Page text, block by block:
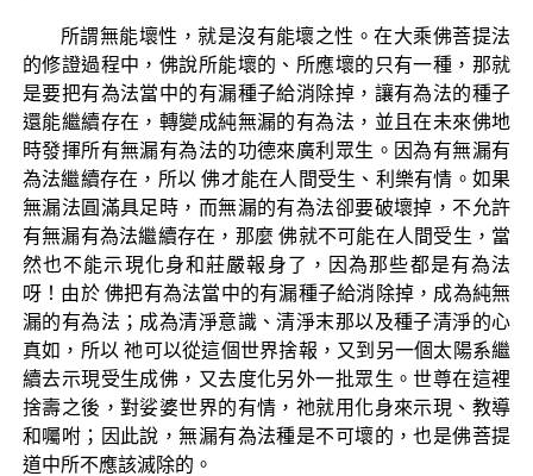
所謂無能壞性，就是沒有能壞之性。在大乘佛菩提法
的修證過程中，佛說所能壞的、所應壞的只有一種，那就
是要把有為法當中的有漏種子給消除掉，讓有為法的種子
還能繼續存在，轉變成純無漏的有為法，並且在未來佛地
時發揮所有無漏有為法的功德來廣利眾生。因為有無漏有
為法繼續存在，所以 佛才能在人間受生、利樂有情。如果
無漏法圓滿具足時，而無漏的有為法卻要破壞掉，不允許
有無漏有為法繼續存在，那麼 佛就不可能在人間受生，當
然也不能示現化身和莊嚴報身了，因為那些都是有為法
呀！由於 佛把有為法當中的有漏種子給消除掉，成為純無
漏的有為法；成為清淨意識、清淨末那以及種子清淨的心
真如，所以 祂可以從這個世界捨報，又到另一個太陽系繼
續去示現受生成佛，又去度化另外一批眾生。世尊在這裡
捨壽之後，對娑婆世界的有情，祂就用化身來示現、教導
和囑咐；因此說，無漏有為法種是不可壞的，也是佛菩提
道中所不應該滅除的。